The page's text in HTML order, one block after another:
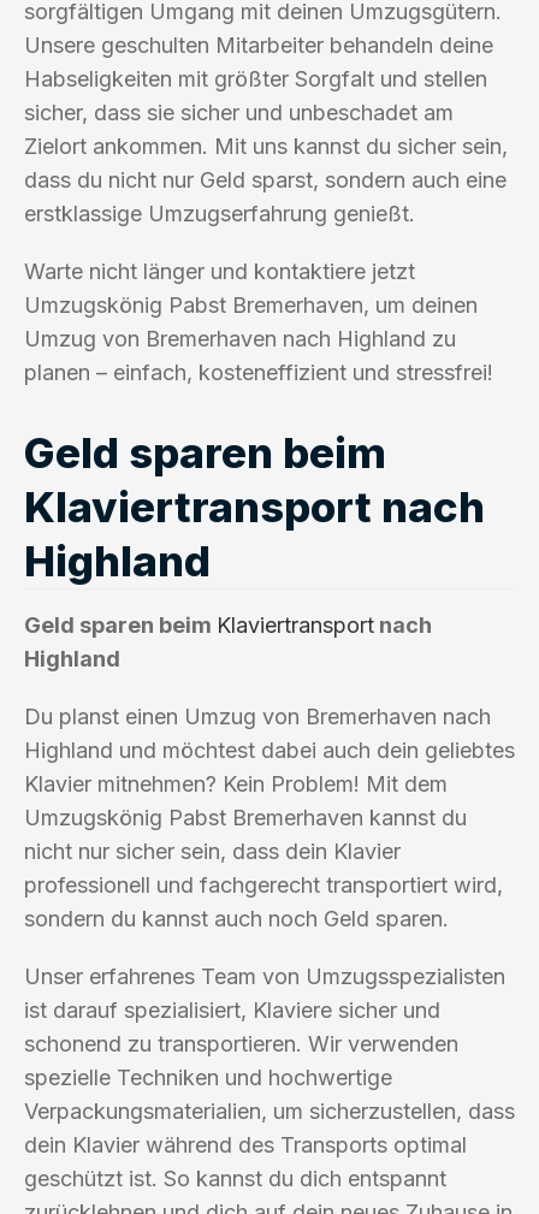
sorgfältigen Umgang mit deinen Umzugsgütern.
Unsere geschulten Mitarbeiter behandeln deine
Habseligkeiten mit größter Sorgfalt und stellen
sicher, dass sie sicher und unbeschadet am
Zielort ankommen. Mit uns kannst du sicher sein,
dass du nicht nur Geld sparst, sondern auch eine
erstklassige Umzugserfahrung genießt.
Warte nicht länger und kontaktiere jetzt
Umzugskönig Pabst Bremerhaven, um deinen
Umzug von Bremerhaven nach Highland zu
planen – einfach, kosteneffizient und stressfrei!
Geld sparen beim
Klaviertransport nach
Highland
Geld sparen beim Klaviertransport nach
Highland
Du planst einen Umzug von Bremerhaven nach
Highland und möchtest dabei auch dein geliebtes
Klavier mitnehmen? Kein Problem! Mit dem
Umzugskönig Pabst Bremerhaven kannst du
nicht nur sicher sein, dass dein Klavier
professionell und fachgerecht transportiert wird,
sondern du kannst auch noch Geld sparen.
Unser erfahrenes Team von Umzugsspezialisten
ist darauf spezialisiert, Klaviere sicher und
schonend zu transportieren. Wir verwenden
spezielle Techniken und hochwertige
Verpackungsmaterialien, um sicherzustellen, dass
dein Klavier während des Transports optimal
geschützt ist. So kannst du dich entspannt